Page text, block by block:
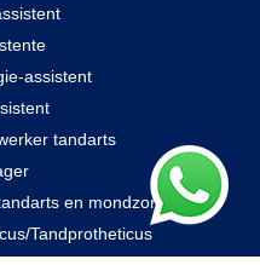
assistent
tandarts
en mondzorg
Tandprotheticus